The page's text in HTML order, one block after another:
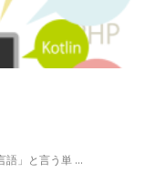
語」と言う単 …